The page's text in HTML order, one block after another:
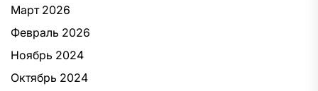
Март 2026
Февраль 2026
Ноябрь 2024
Октябрь 2024